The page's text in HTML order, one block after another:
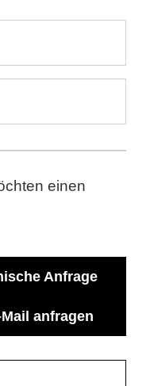
einen
Anfrage
anfragen